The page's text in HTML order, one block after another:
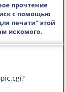
прочтение
с помощью
печати" этой
искомого.